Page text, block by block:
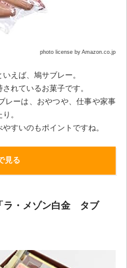
photo license by Amazon.co.jp
えば、鳩サブレー。
れているお菓子です。
レーは、おやつや、仕事や家事
。
すいのもポイントですね。
見る
ラ・メゾン白金 タブ